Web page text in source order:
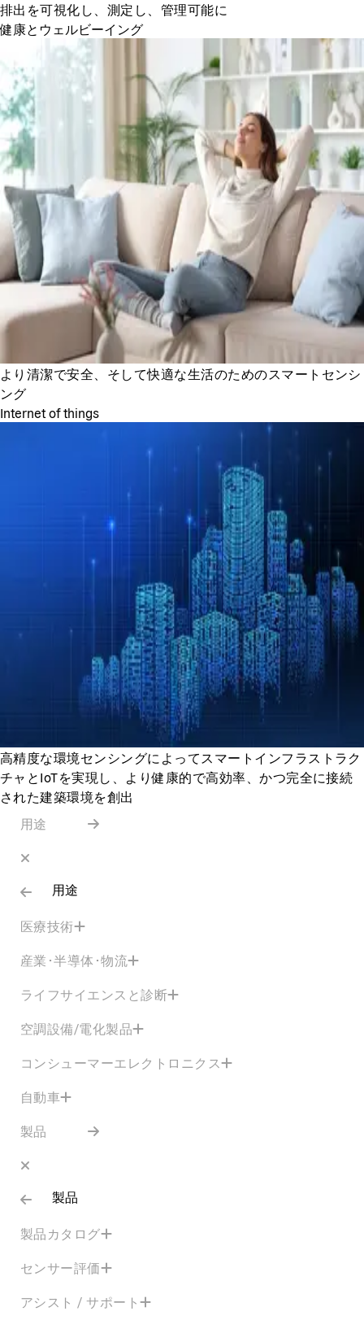
排出を可視化し、測定し、管理可能に
健康とウェルビーイング
より清潔で安全、そして快適な生活のためのスマートセンシ
ング
Internet of things
高精度な環境センシングによってスマートインフラストラク
チャとIoTを実現し、より健康的で高効率、かつ完全に接続
された建築環境を創出
用途
用途
医療技術
産業･半導体･物流
ライフサイエンスと診断
空調設備/電化製品
コンシューマーエレクトロニクス
自動車
製品
製品
製品カタログ
センサー評価
アシスト / サポート